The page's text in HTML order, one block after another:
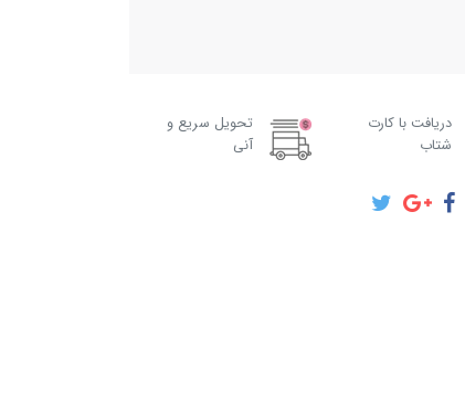
دریافت با کارت
شتاب
تحویل سریع و
آنی